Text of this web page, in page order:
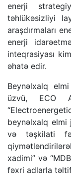
enerji
təhlükəsizliyi
araşdırmaları
enerji
inteqrasiyası
əhatə edir.
Beynəlxalq
üzvü, ECO
beynəlxalq elmi
və təşkilati
xadimi” və
fəxri adlarla